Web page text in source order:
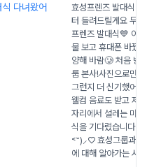
다녀왔어
효성프렌즈 발대식
터 들려드릴게요 두
프렌즈 발대식💙 이
물 보고 휴대폰 바꿨
양해 바람🥲 처음 방
룹 본사!사진으로만
그런지 더 신기했어
웰컴 음료도 받고 제
자리에서 설레는 마
식을 기다렸습니다
˂˶)⸝♡ 효성그룹과 효
에 대해 알아가는 시